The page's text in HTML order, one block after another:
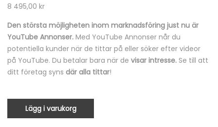
8 495,00 kr
Den största möjligheten inom marknadsföring just nu är
YouTube Annonser. Med YouTube Annonser når du
potentiella kunder när de tittar på eller söker efter videor
på YouTube. Du betalar bara när de visar intresse. Se till att
ditt företag syns där alla tittar!
Lägg i varukorg